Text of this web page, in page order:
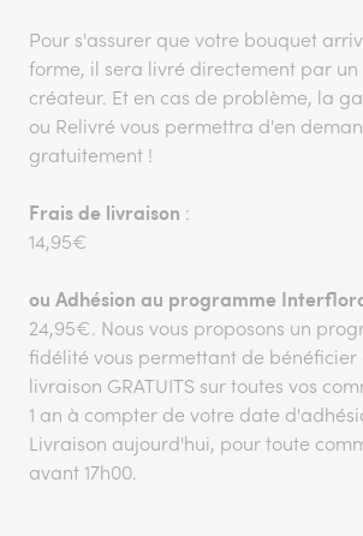
Pour s'assurer que votre bouquet
forme, il sera livré directement par un
créateur. Et en cas de problème, la
ou Relivré vous permettra d'en
gratuitement !
Frais de livraison :
14,95€
ou Adhésion au programme
24,95€. Nous vous proposons un
fidélité vous permettant de bénéficier
livraison GRATUITS sur toutes vos
1 an à compter de votre date
Livraison aujourd'hui, pour toute
avant 17h00.